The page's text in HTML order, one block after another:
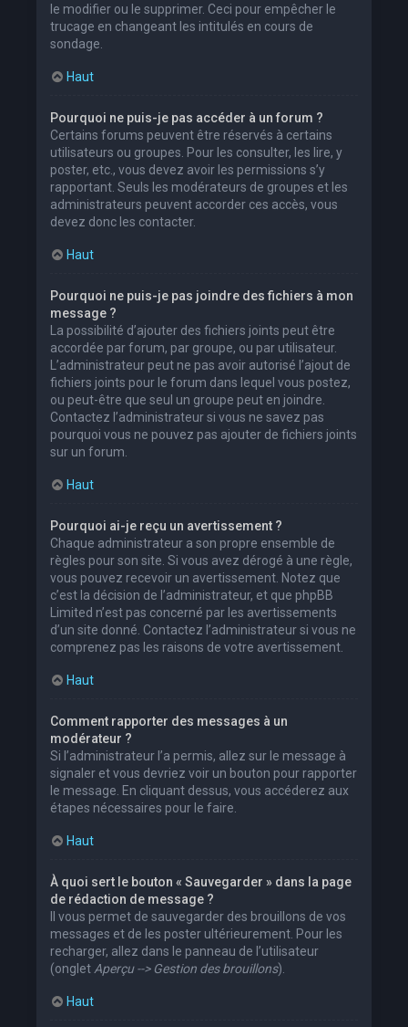
le modifier ou le supprimer. Ceci pour empêcher le
trucage en changeant les intitulés en cours de
sondage.
Haut
Pourquoi ne puis-je pas accéder à un forum ?
Certains forums peuvent être réservés à certains
utilisateurs ou groupes. Pour les consulter, les lire, y
poster, etc., vous devez avoir les permissions s’y
rapportant. Seuls les modérateurs de groupes et les
administrateurs peuvent accorder ces accès, vous
devez donc les contacter.
Haut
Pourquoi ne puis-je pas joindre des fichiers à mon
message ?
La possibilité d’ajouter des fichiers joints peut être
accordée par forum, par groupe, ou par utilisateur.
L’administrateur peut ne pas avoir autorisé l’ajout de
fichiers joints pour le forum dans lequel vous postez,
ou peut-être que seul un groupe peut en joindre.
Contactez l’administrateur si vous ne savez pas
pourquoi vous ne pouvez pas ajouter de fichiers joints
sur un forum.
Haut
Pourquoi ai-je reçu un avertissement ?
Chaque administrateur a son propre ensemble de
règles pour son site. Si vous avez dérogé à une règle,
vous pouvez recevoir un avertissement. Notez que
c’est la décision de l’administrateur, et que phpBB
Limited n’est pas concerné par les avertissements
d’un site donné. Contactez l’administrateur si vous ne
comprenez pas les raisons de votre avertissement.
Haut
Comment rapporter des messages à un
modérateur ?
Si l’administrateur l’a permis, allez sur le message à
signaler et vous devriez voir un bouton pour rapporter
le message. En cliquant dessus, vous accéderez aux
étapes nécessaires pour le faire.
Haut
À quoi sert le bouton « Sauvegarder » dans la page
de rédaction de message ?
Il vous permet de sauvegarder des brouillons de vos
messages et de les poster ultérieurement. Pour les
recharger, allez dans le panneau de l’utilisateur
(onglet Aperçu --> Gestion des brouillons).
Haut